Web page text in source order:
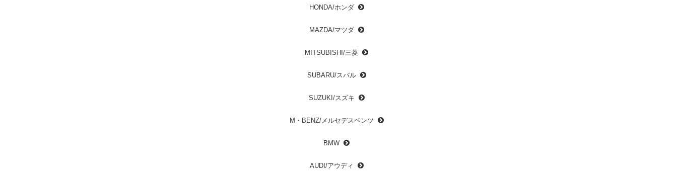
HONDA/ホンダ
MAZDA/マツダ
MITSUBISHI/三菱
SUBARU/スバル
SUZUKI/スズキ
M・BENZ/メルセデスベンツ
BMW
AUDI/アウディ